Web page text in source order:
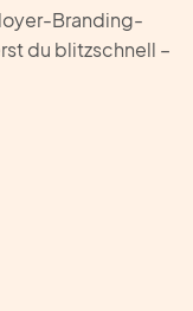
Branding-
du blitzschnell –